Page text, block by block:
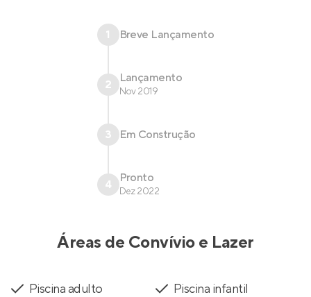
1 Breve Lançamento
2 Lançamento
Nov 2019
3 Em Construção
4 Pronto
Dez 2022
Áreas de Convívio e Lazer
Piscina adulto Piscina infantil